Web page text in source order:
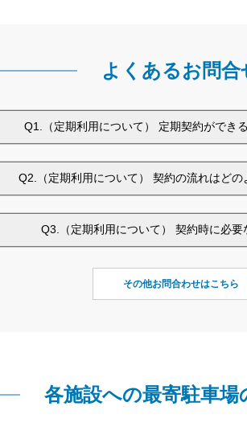
よくあるお問合
Q1.（定期利用について） 定期契約ができ
Q2.（定期利用について） 契約の流れはど
Q3.（定期利用について） 契約時に必要
その他お問合わせはこちら
各施設への最寄駐車場